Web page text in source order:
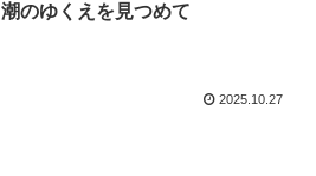
潮のゆくえを見つめて
2025.10.27